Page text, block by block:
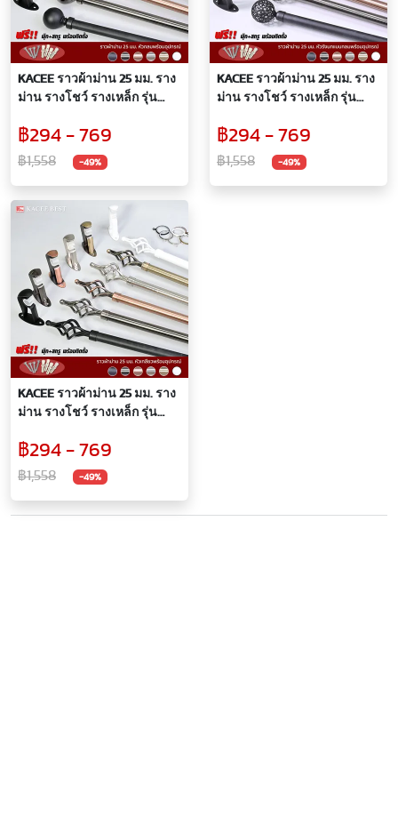
KACEE ราวผ้าม่าน 25 มม. ราง
ม่าน รางโชว์ รางเหล็ก รุ่น
฿294 - 769
฿1,558 -49%
KACEE ราวผ้าม่าน 25 มม. ราง
ม่าน รางโชว์ รางเหล็ก รุ่น
แบบกลม)
฿294 - 769
฿1,558 -49%
KACEE ราวผ้าม่าน 25 มม. ราง
ม่าน รางโชว์ รางเหล็ก รุ่น
฿294 - 769
฿1,558 -49%